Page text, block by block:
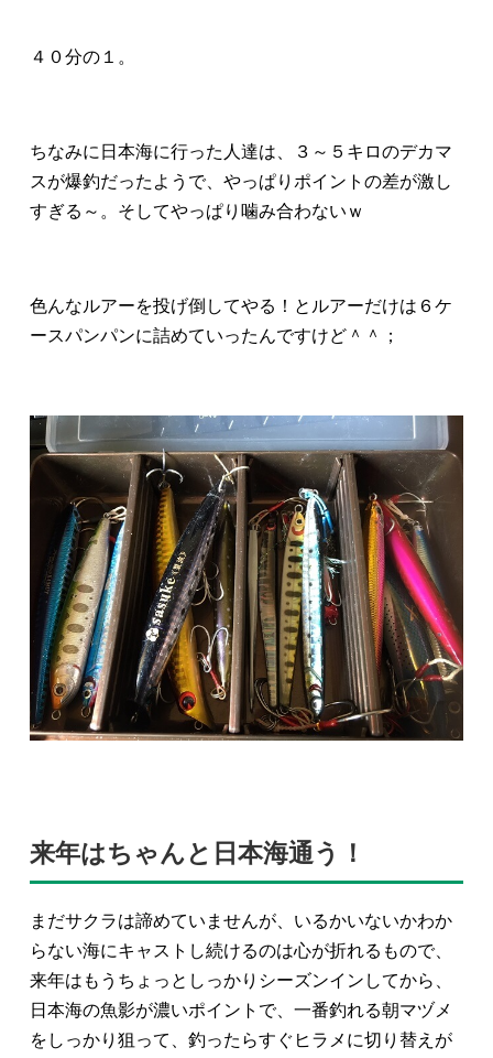
４０分の１。
ちなみに日本海に行った人達は、３～５キロのデカマ
スが爆釣だったようで、やっぱりポイントの差が激し
すぎる～。そしてやっぱり噛み合わないｗ
色んなルアーを投げ倒してやる！とルアーだけは６ケ
ースパンパンに詰めていったんですけど＾＾；
来年はちゃんと日本海通う！
まだサクラは諦めていませんが、いるかいないかわか
らない海にキャストし続けるのは心が折れるもので、
来年はもうちょっとしっかりシーズンインしてから、
日本海の魚影が濃いポイントで、一番釣れる朝マヅメ
をしっかり狙って、釣ったらすぐヒラメに切り替えが